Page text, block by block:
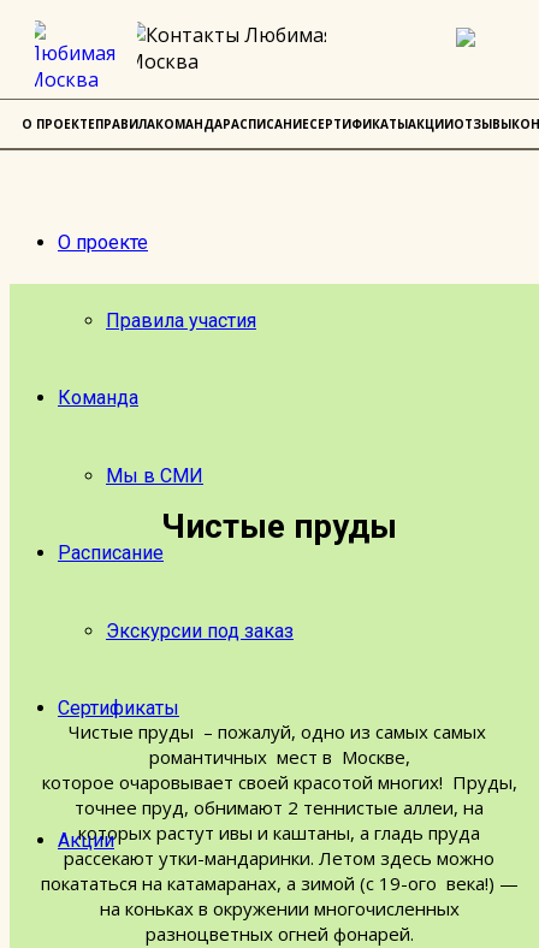
О проекте
Правила участия
Команда
Мы в СМИ
Расписание
Экскурсии под заказ
Сертификаты
Акции
Чистые пруды
Чистые пруды – пожалуй, одно из самых самых
романтичных мест в Москве,
которое очаровывает своей красотой многих! Пруды,
точнее пруд, обнимают 2 теннистые аллеи, на
которых растут ивы и каштаны, а гладь пруда
рассекают утки-мандаринки. Летом здесь можно
покататься на катамаранах, а зимой (с 19-ого века!) —
на коньках в окружении многочисленных
разноцветных огней фонарей.
О ПРОЕКТЕПРАВИЛАКОМАНДАРАСПИСАНИЕСЕРТИФИКАТЫАКЦИИОТЗЫВЫ